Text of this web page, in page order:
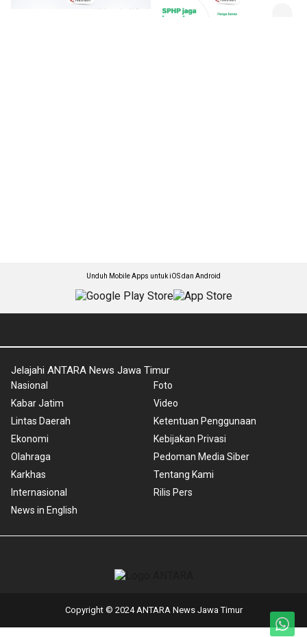
Unduh Mobile Apps untuk iOS dan Android
Jelajahi ANTARA News Jawa Timur
Nasional
Kabar Jatim
Lintas Daerah
Ekonomi
Olahraga
Karkhas
Internasional
News in English
Foto
Video
Ketentuan Penggunaan
Kebijakan Privasi
Pedoman Media Siber
Tentang Kami
Rilis Pers
Copyright © 2024 ANTARA News Jawa Timur